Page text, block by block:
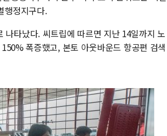
행정지구다.
타났다. 씨트립에 따르면 지난 14일까지 노
폭증했고, 본토 아웃바운드 항공편 검색